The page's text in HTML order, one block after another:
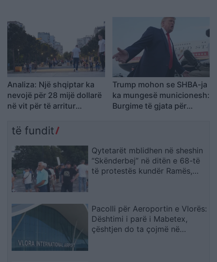
Analiza: Një shqiptar ka
nevojë për 28 mijë dollarë
në vit për të arritur
Trump mohon se SHBA-ja
ka mungesë municionesh:
Burgime të gjata për
të fundit
Qytetarët mblidhen në sheshin
“Skënderbej” në ditën e 68-të
të protestës kundër Ramës,
Pacolli për Aeroportin e Vlorës:
Dështimi i parë i Mabetex,
çështjen do ta çojmë në